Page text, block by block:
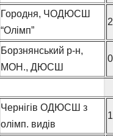
Городня, ЧОДЮСШ
“Олімп”
Борзнянський р-н,
МОН., ДЮСШ
Чернігів ОДЮСШ з
олімп. видів